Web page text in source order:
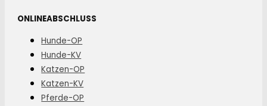
ONLINEABSCHLUSS
Hunde-OP
Hunde-KV
Katzen-OP
Katzen-KV
Pferde-OP